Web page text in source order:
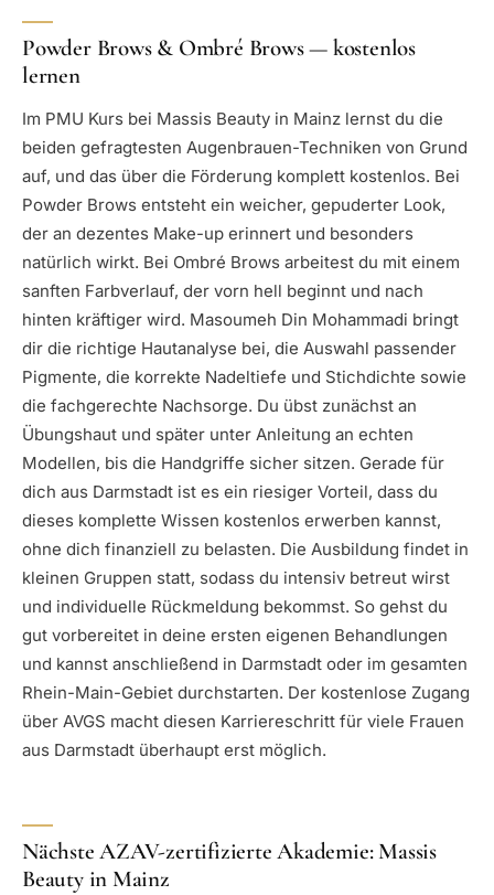
Powder Brows & Ombré Brows — kostenlos
lernen
Im PMU Kurs bei Massis Beauty in Mainz lernst du die
beiden gefragtesten Augenbrauen-Techniken von Grund
auf, und das über die Förderung komplett kostenlos. Bei
Powder Brows entsteht ein weicher, gepuderter Look,
der an dezentes Make-up erinnert und besonders
natürlich wirkt. Bei Ombré Brows arbeitest du mit einem
sanften Farbverlauf, der vorn hell beginnt und nach
hinten kräftiger wird. Masoumeh Din Mohammadi bringt
dir die richtige Hautanalyse bei, die Auswahl passender
Pigmente, die korrekte Nadeltiefe und Stichdichte sowie
die fachgerechte Nachsorge. Du übst zunächst an
Übungshaut und später unter Anleitung an echten
Modellen, bis die Handgriffe sicher sitzen. Gerade für
dich aus Darmstadt ist es ein riesiger Vorteil, dass du
dieses komplette Wissen kostenlos erwerben kannst,
ohne dich finanziell zu belasten. Die Ausbildung findet in
kleinen Gruppen statt, sodass du intensiv betreut wirst
und individuelle Rückmeldung bekommst. So gehst du
gut vorbereitet in deine ersten eigenen Behandlungen
und kannst anschließend in Darmstadt oder im gesamten
Rhein-Main-Gebiet durchstarten. Der kostenlose Zugang
über AVGS macht diesen Karriereschritt für viele Frauen
aus Darmstadt überhaupt erst möglich.
Nächste AZAV-zertifizierte Akademie: Massis
Beauty in Mainz